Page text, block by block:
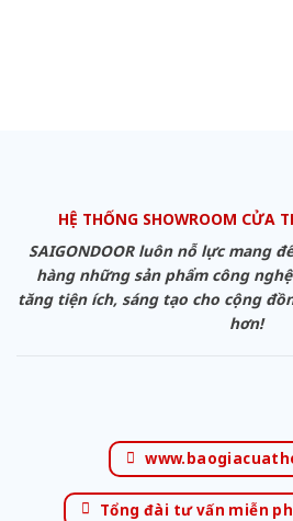
HỆ THỐNG SHOWROOM CỬA
SAIGONDOOR luôn nỗ lực mang
hàng những sản phẩm công
tăng tiện ích, sáng tạo cho cộng
hơn!
Tổng đài tư vấn miễn